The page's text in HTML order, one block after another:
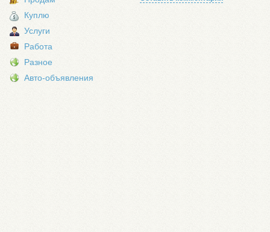
Куплю
Услуги
Работа
Разное
Авто-объявления